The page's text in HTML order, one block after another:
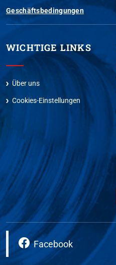
Geschäftsbedingungen
WICHTIGE LINKS
Über uns
Cookies-Einstellungen
Facebook